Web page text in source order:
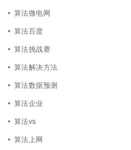
算法微电网
算法百度
算法挑战赛
算法解决方法
算法数据预测
算法企业
算法vs
算法上网